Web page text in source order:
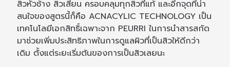
สิวหัวช้าง สิวเสี้ยน ครอบคลุมทุกสิวที่แท้ และอีกจุดที่น่า
สนใจของสูตรนี้ก็คือ ACNACYLIC TECHNOLOGY เป็น
เทคโนโลยีเอกสิทธิ์เฉพาะจาก PEURRI ในการนำสารสกัด
มาช่วยเพิ่มประสิทธิภาพในการดูแลผิวที่เป็นสิวให้ดีกว่า
เดิม ตั้งแต่ระยะเริ่มต้นของการเป็นสิวเลยนะ